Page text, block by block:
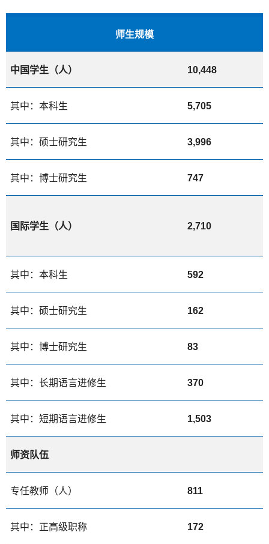
师生规模
中国学生（人） 10,448
其中：本科生 5,705
其中：硕士研究生 3,996
其中：博士研究生 747
国际学生（人） 2,710
其中：本科生 592
其中：硕士研究生 162
其中：博士研究生 83
其中：长期语言进修生 370
其中：短期语言进修生 1,503
师资队伍
专任教师（人） 811
其中：正高级职称 172